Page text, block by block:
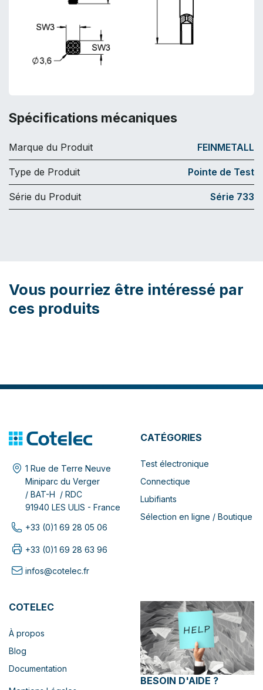
Spécifications mécaniques
Marque du Produit FEINMETALL
Type de Produit Pointe de Test
Série du Produit Série 733
Vous pourriez être intéressé par
ces produits
1 Rue de Terre Neuve
Miniparc du Verger
/ BAT-H / RDC
91940 LES ULIS - France
+33 (0)1 69 28 05 06
+33 (0)1 69 28 63 96
infos@cotelec.fr
CATÉGORIES
Test électronique
Connectique
Lubifiants
Sélection en ligne / Boutique
COTELEC
À propos
Blog
Documentation
BESOIN D'AIDE ?